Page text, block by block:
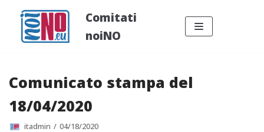
Vai
contenuto
Comitati
noiNO
Comunicato stampa del
18/04/2020
itadmin 04/18/2020